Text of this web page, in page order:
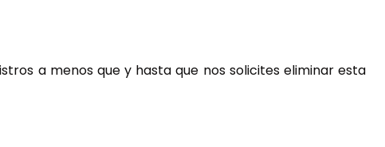
a menos que y hasta que nos solicites eliminar esta